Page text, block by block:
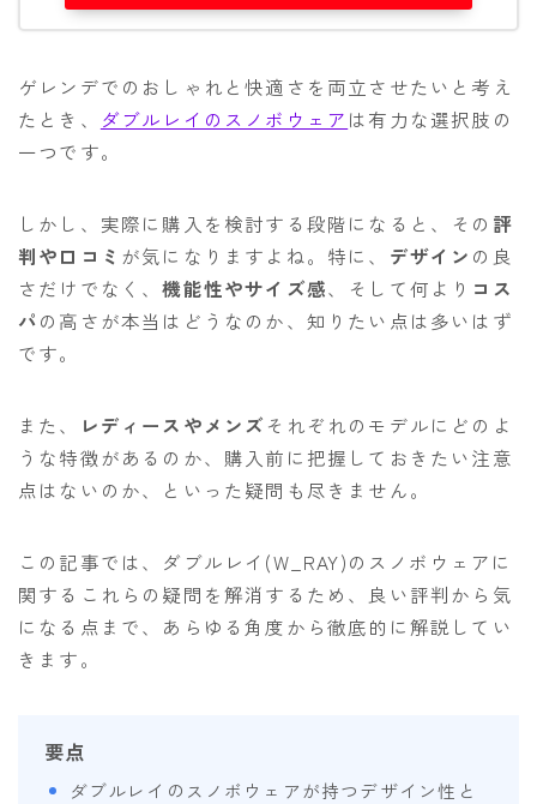
SABRINA
SESSIONS
SPREAD
WRXsb
ビンディング
BENT METAL
FIX
FLOW
K2
NIDECKER
NITRO
RIDE
SALOMON
ゲレンデでのおしゃれと快適さを両立させたいと考え
たとき、 ダブルレイのスノボウェア は有力な選択肢の
一つです。
しかし、実際に購入を検討する段階になると、その 評
判や口コミ が気になりますよね。特に、 デザイン の良
さだけでなく、機能性やサイズ感、そして何より コス
パの高さが本当はどうなのか、知りたい点は多いはず
です。
また、 レディースやメンズ それぞれのモデルにどのよ
うな特徴があるのか、購入前に把握しておきたい注意
点はないのか、といった疑問も尽きません。
この記事では、ダブルレイ(W_RAY)のスノボウェアに
関するこれらの疑問を解消するため、良い評判から気
になる点まで、あらゆる角度から徹底的に解説してい
きます。
要点
ダブルレイのスノボウェアが持つデザイン性と